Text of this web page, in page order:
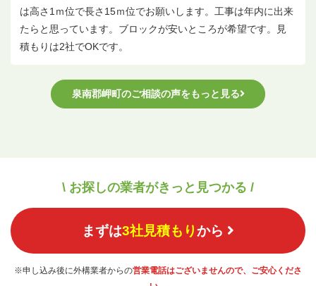
は高さ1ｍ位で長さ15ｍ位でお願いします。工事は年内に出来
たらと思っています。ブロックが安いところが希望です。見
積もりは2社でOKです。
泉南郡岬町のご相談の声をもっと見る
\ お探しの業者がきっと見つかる /
まずは3社見積もりから
※申し込み後に外構業者からの営業電話はございませんので、ご安心くださ